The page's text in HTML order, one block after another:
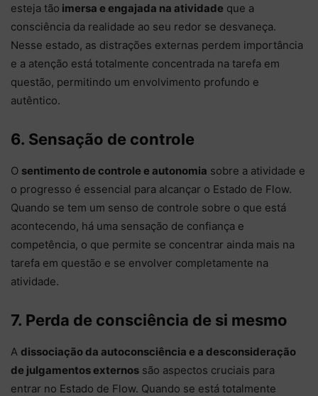
esteja tão imersa e engajada na atividade que a
consciência da realidade ao seu redor se desvaneça.
Nesse estado, as distrações externas perdem importância
e a atenção está totalmente concentrada na tarefa em
questão, permitindo um envolvimento profundo e
autêntico.
6. Sensação de controle
O sentimento de controle e autonomia sobre a atividade e
o progresso é essencial para alcançar o Estado de Flow.
Quando se tem um senso de controle sobre o que está
acontecendo, há uma sensação de confiança e
competência, o que permite se concentrar ainda mais na
tarefa em questão e se envolver completamente na
atividade.
7. Perda de consciência de si mesmo
A dissociação da autoconsciência e a desconsideração
de julgamentos externos são aspectos cruciais para
entrar no Estado de Flow. Quando se está totalmente